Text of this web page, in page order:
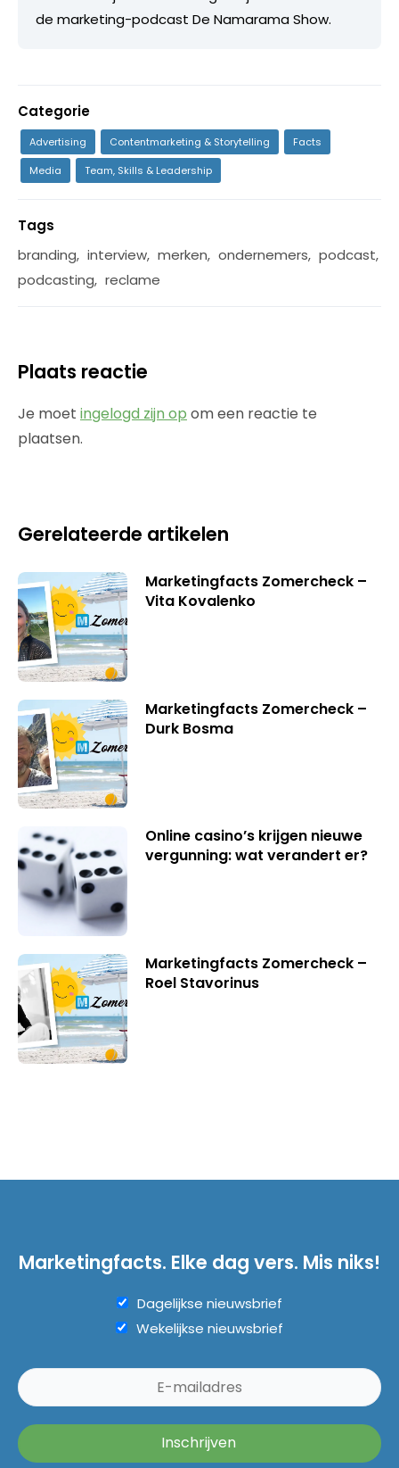
de marketing-podcast De Namarama Show.
Categorie
Advertising Contentmarketing & Storytelling
Facts
Media
Team, Skills & Leadership
Tags
branding, interview, merken, ondernemers, podcast,
podcasting, reclame
Plaats reactie
Je moet ingelogd zijn op om een reactie te
plaatsen.
Gerelateerde artikelen
Marketingfacts Zomercheck –
Vita Kovalenko
Marketingfacts Zomercheck –
Durk Bosma
Online casino’s krijgen nieuwe
vergunning: wat verandert er?
Marketingfacts Zomercheck –
Roel Stavorinus
Marketingfacts. Elke dag vers. Mis niks!
Dagelijkse nieuwsbrief
Wekelijkse nieuwsbrief